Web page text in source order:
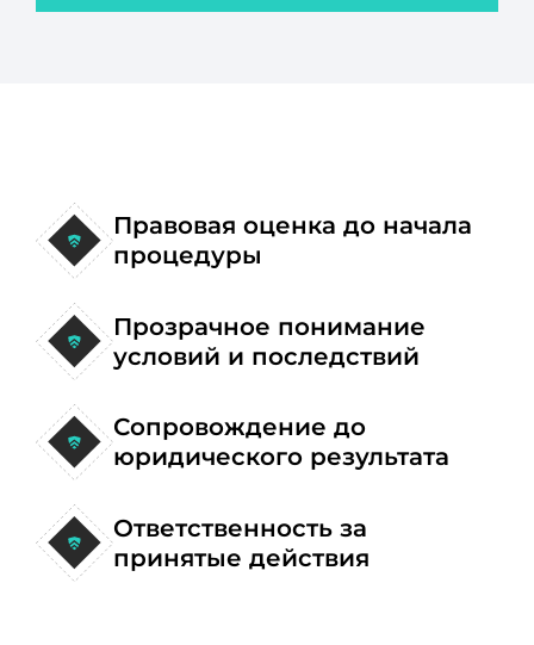
Правовая оценка до начала
процедуры
Прозрачное понимание
условий и последствий
Сопровождение до
юридического результата
Ответственность за
принятые действия